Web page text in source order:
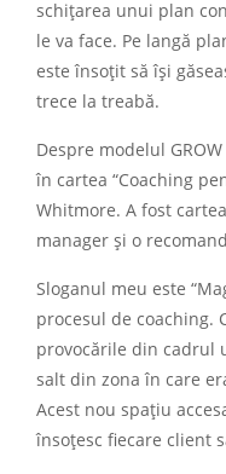
schițarea unui plan
le va face. Pe langă
este însoțit să își
trece la treabă.
Despre modelul
în cartea “Coaching
Whitmore. A fost
manager și o
Sloganul meu este
procesul de coaching.
provocările din cadrul
salt din zona în care
Acest nou spațiu
însoțesc fiecare client